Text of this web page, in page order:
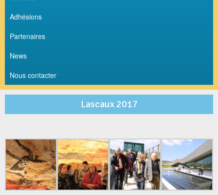
Adhésions
Partenaires
News
Nous contacter
Lascaux 2017